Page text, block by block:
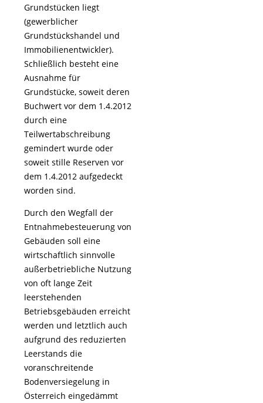
Grundstücken liegt
(gewerblicher
Grundstückshandel und
Immobilienentwickler).
Schließlich besteht eine
Ausnahme für
Grundstücke, soweit deren
Buchwert vor dem 1.4.2012
durch eine
Teilwertabschreibung
gemindert wurde oder
soweit stille Reserven vor
dem 1.4.2012 aufgedeckt
worden sind.
Durch den Wegfall der
Entnahmebesteuerung von
Gebäuden soll eine
wirtschaftlich sinnvolle
außerbetriebliche Nutzung
von oft lange Zeit
leerstehenden
Betriebsgebäuden erreicht
werden und letztlich auch
aufgrund des reduzierten
Leerstands die
voranschreitende
Bodenversiegelung in
Österreich eingedämmt